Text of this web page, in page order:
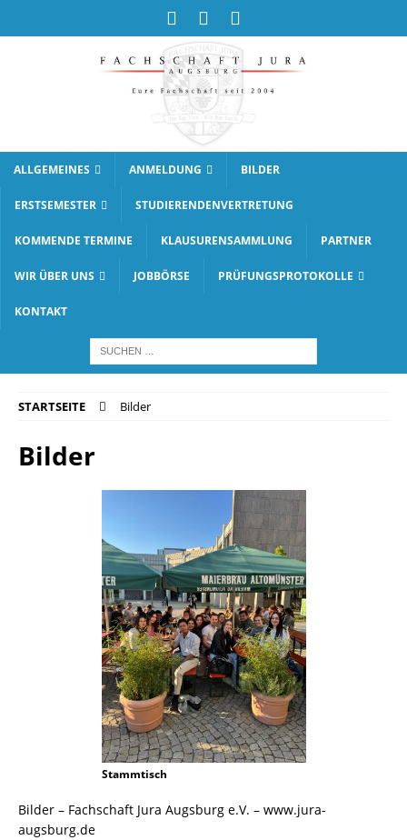
ALLGEMEINES ANMELDUNG BILDER
ERSTSEMESTER STUDIERENDENVERTRETUNG
KOMMENDE TERMINE KLAUSURENSAMMLUNG PARTNER
WIR ÜBER UNS JOBBÖRSE PRÜFUNGSPROTOKOLLE
KONTAKT
STARTSEITE Bilder
Bilder
Stammtisch
Bilder – Fachschaft Jura Augsburg e.V. – www.jura-
augsburg.de